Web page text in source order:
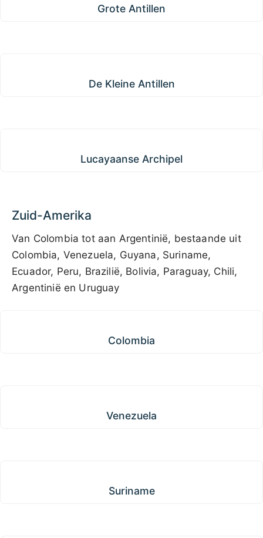
Grote Antillen
De Kleine Antillen
Lucayaanse Archipel
Zuid-Amerika
Van Colombia tot aan Argentinië, bestaande uit
Colombia, Venezuela, Guyana, Suriname,
Ecuador, Peru, Brazilië, Bolivia, Paraguay, Chili,
Argentinië en Uruguay
Colombia
Venezuela
Suriname